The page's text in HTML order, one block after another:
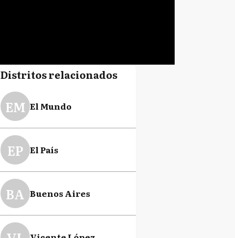
Distritos relacionados
EM El Mundo
EP El País
BA Buenos Aires